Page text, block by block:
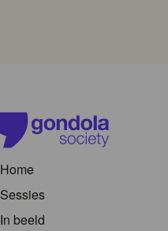
Home
Sessies
In beeld